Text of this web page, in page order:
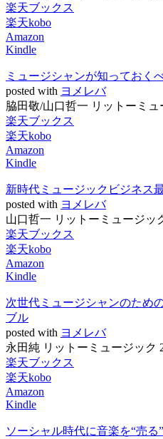
楽天ブックス
楽天kobo
Amazon
Kindle
ミュージシャンが知っておく
posted with ヨメレバ
脇田敬/山口哲一 リットーミュ
楽天ブックス
楽天kobo
Amazon
Kindle
新時代ミュージックビジネス
posted with ヨメレバ
山口哲一 リットーミュージッ
楽天ブックス
楽天kobo
Amazon
Kindle
次世代ミュージシャンのため
ブル
posted with ヨメレバ
永田純 リットーミュージック
楽天ブックス
楽天kobo
Amazon
Kindle
ソーシャル時代に音楽を“売る